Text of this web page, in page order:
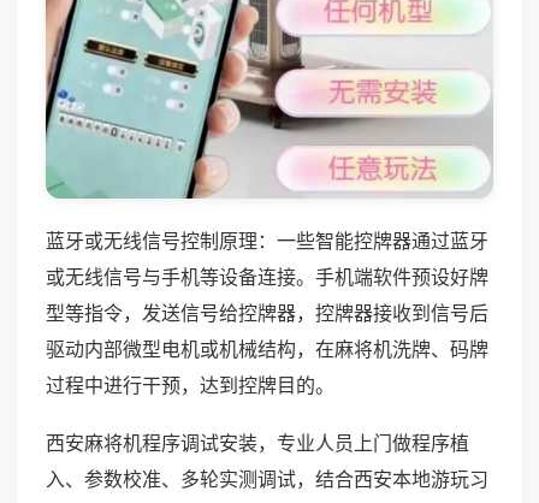
蓝牙或无线信号控制原理：一些智能控牌器通过蓝牙
或无线信号与手机等设备连接。手机端软件预设好牌
型等指令，发送信号给控牌器，控牌器接收到信号后
驱动内部微型电机或机械结构，在麻将机洗牌、码牌
过程中进行干预，达到控牌目的。
西安麻将机程序调试安装，专业人员上门做程序植
入、参数校准、多轮实测调试，结合西安本地游玩习